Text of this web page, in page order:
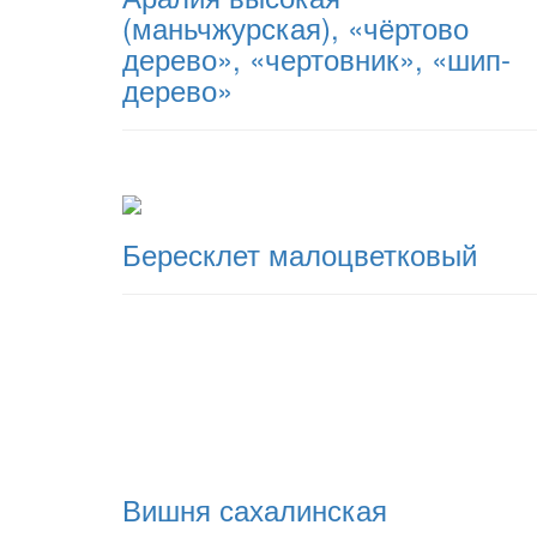
(маньчжурская), «чёртово
дерево», «чертовник», «шип-
дерево»
Бересклет малоцветковый
Вишня сахалинская